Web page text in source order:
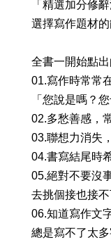
「精選加分修
選擇寫作題材的
全書一開始點出
01.寫作時常常
「您說是嗎？
02.多愁善感，
03.聯想力消失
04.書寫結尾時
05.絕對不要沒
去挑個接也接
06.知道寫作文
總是寫不了太